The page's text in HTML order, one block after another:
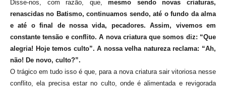
Disse-nos, com razão, que,mesmo sendo novas criaturas,
renascidas no Batismo, continuamos sendo, até o fundo da alma
e até o final de nossa vida, pecadores. Assim, vivemos em
constante tensão e conflito. A nova criatura que somos diz: “Que
alegria! Hoje temos culto”. A nossa velha natureza reclama: “Ah,
não! De novo, culto?”.
O trágico em tudo isso é que, para a nova criatura sair vitoriosa nesse
conflito, ela precisa estar no culto, onde é alimentada e revigorada